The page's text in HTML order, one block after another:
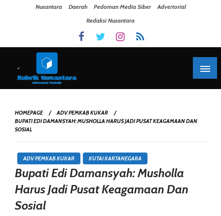
Nusantara Daerah Pedoman Media Siber
Advertorial
Redaksi Nusantara
HOMEPAGE
ADV PEMKAB KUKAR
BUPATI EDI DAMANSYAH: MUSHOLLA HARUS JADI PUSAT KEAGAMAAN DAN
SOSIAL
ADV PEMKAB KUKAR KUTAI KARTANEGARA
Bupati Edi Damansyah: Musholla
Harus Jadi Pusat Keagamaan Dan
Sosial